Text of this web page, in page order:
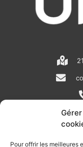
Pour offrir les meilleures